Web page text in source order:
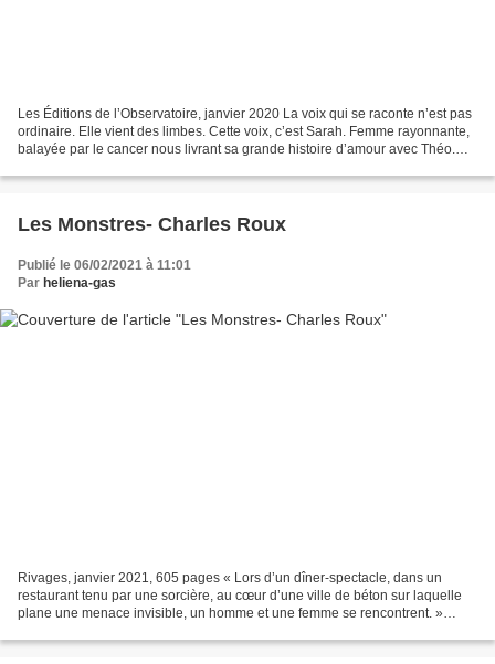
Les Éditions de l’Observatoire, janvier 2020 La voix qui se raconte n’est pas
ordinaire. Elle vient des limbes. Cette voix, c’est Sarah. Femme rayonnante,
balayée par le cancer nous livrant sa grande histoire d’amour avec Théo.
Les Monstres- Charles Roux
Publié le 06/02/2021 à 11:01
Par heliena-gas
Rivages, janvier 2021, 605 pages « Lors d’un dîner-spectacle, dans un
restaurant tenu par une sorcière, au cœur d’une ville de béton sur laquelle
plane une menace invisible, un homme et une femme se rencontrent. »